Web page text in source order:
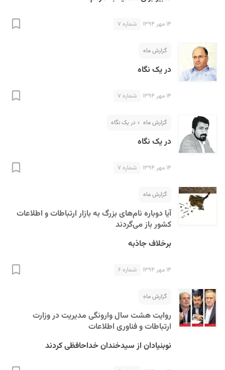
۱۴ مهر ۱۳۹۴ شماره ۷
گزارش ماه
در یک نگاه
۱۴ مهر ۱۳۹۴ شماره ۷
گزارش ماه در یک نگاه
در یک نگاه
۱۴ مهر ۱۳۹۴ شماره ۷
گزارش ماه
آیا دوباره نام‌های بزرگ به بازار ارتباطات و اطلاعات
کشور باز می‌گردند
برخلاف جاذبه
۱۴ مهر ۱۳۹۴ شماره ۶
گزارش ماه
روایت هشت سال وارونگی مدیریت در وزارت
ارتباطات و فناوری اطلاعات
نوبنیادان از سیدخندان خداحافظی کردند